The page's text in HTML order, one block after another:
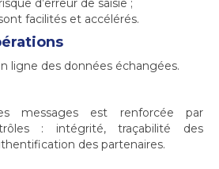
d’erreur de saisie ;
facilités et accélérés.
ligne des données échangées.
messages est renforcée par
: intégrité, traçabilité des
des partenaires.